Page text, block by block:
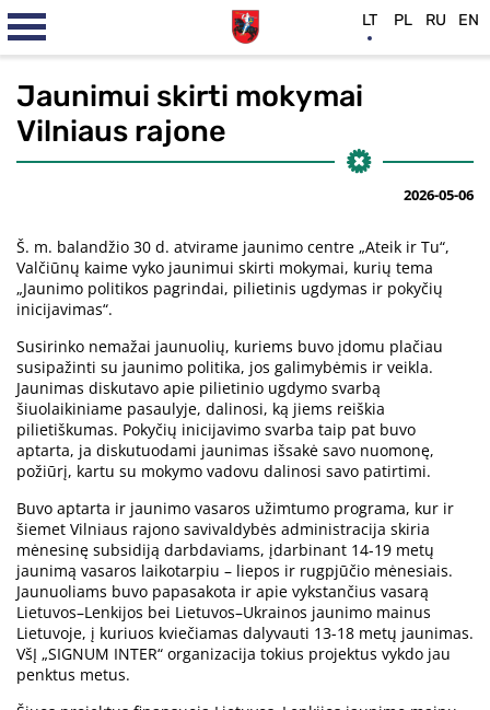
Jaunimui skirti mokymai
Vilniaus rajone
2026-05-06
Š. m. balandžio 30 d. atvirame jaunimo centre „Ateik ir Tu“,
Valčiūnų kaime vyko jaunimui skirti mokymai, kurių tema
„Jaunimo politikos pagrindai, pilietinis ugdymas ir pokyčių
inicijavimas“.
Susirinko nemažai jaunuolių, kuriems buvo įdomu plačiau
susipažinti su jaunimo politika, jos galimybėmis ir veikla.
Jaunimas diskutavo apie pilietinio ugdymo svarbą
šiuolaikiniame pasaulyje, dalinosi, ką jiems reiškia
pilietiškumas. Pokyčių inicijavimo svarba taip pat buvo
aptarta, ja diskutuodami jaunimas išsakė savo nuomonę,
požiūrį, kartu su mokymo vadovu dalinosi savo patirtimi.
Buvo aptarta ir jaunimo vasaros užimtumo programa, kur ir
šiemet Vilniaus rajono savivaldybės administracija skiria
mėnesinę subsidiją darbdaviams, įdarbinant 14-19 metų
jaunimą vasaros laikotarpiu – liepos ir rugpjūčio mėnesiais.
Jaunuoliams buvo papasakota ir apie vykstančius vasarą
Lietuvos–Lenkijos bei Lietuvos–Ukrainos jaunimo mainus
Lietuvoje, į kuriuos kviečiamas dalyvauti 13-18 metų jaunimas.
VšĮ „SIGNUM INTER“ organizacija tokius projektus vykdo jau
penktus metus.
LT PL RU EN